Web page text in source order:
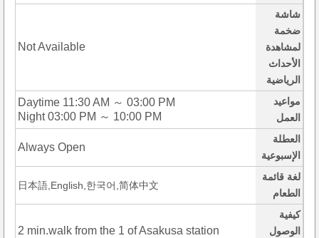
شاشة
ضخمة
لمشاهدة
الأحداث
الرياضية
Not Available
مواعيد
العمل
Daytime 11:30 AM ～ 03:00 PM
Night 03:00 PM ～ 10:00 PM
العطلة
الإسبوعية
Always Open
لغة قائمة
الطعام
日本語,English,한국어,简体中文
كيفية
الوصول
2 min.walk from the 1 of Asakusa station